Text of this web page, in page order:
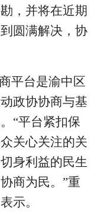
，并将在近期
圆满解决，协
平台是渝中区
政协协商与基
“平台紧扣保
关心关注的关
身利益的民生
商为民。”重
示。